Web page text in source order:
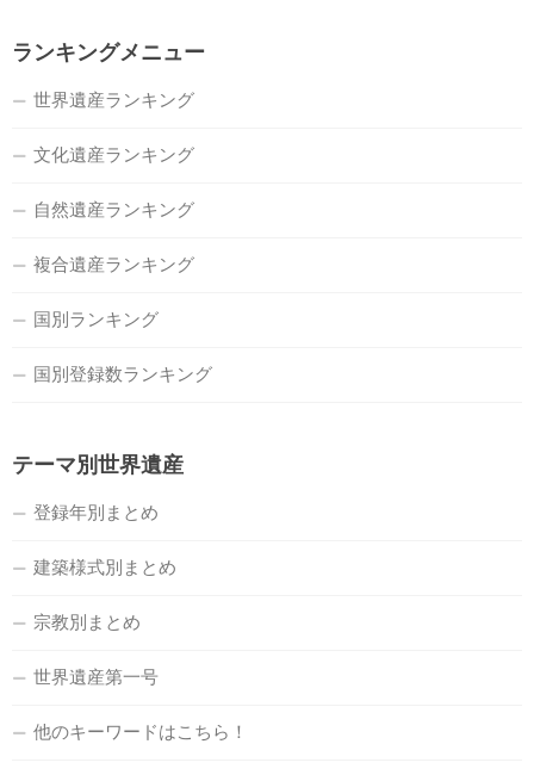
ランキングメニュー
世界遺産ランキング
文化遺産ランキング
自然遺産ランキング
複合遺産ランキング
国別ランキング
国別登録数ランキング
テーマ別世界遺産
登録年別まとめ
建築様式別まとめ
宗教別まとめ
世界遺産第一号
他のキーワードはこちら！